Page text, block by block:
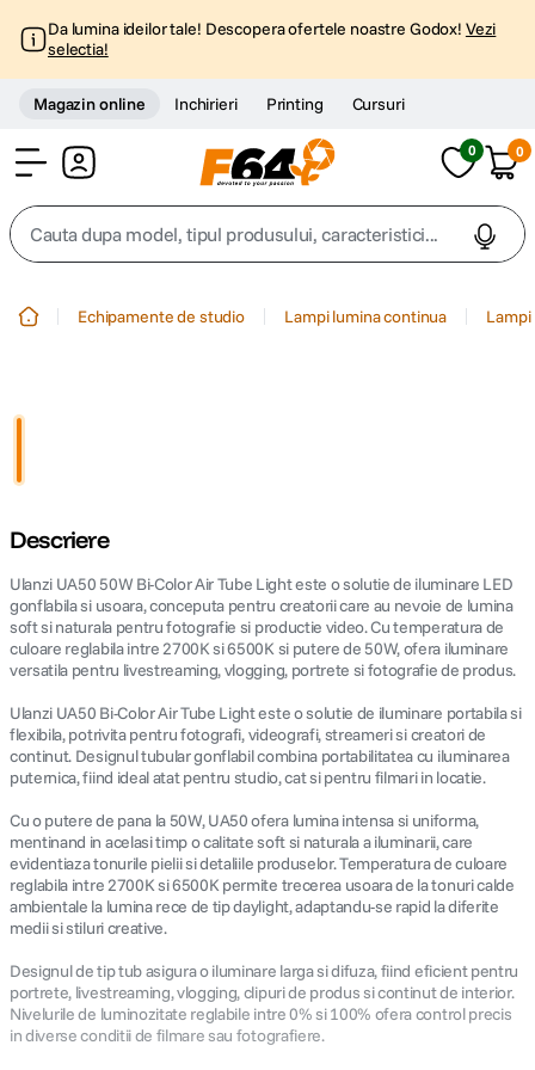
Da lumina ideilor tale! Descopera ofertele noastre Godox! Vezi
selectia!
Magazin online Inchirieri Printing Cursuri
0 0
Cauta dupa model, tipul produsului, caracteristici...
5. canon sx740 hs
6 . lavaliera
8. dji mic mini
9. dji osmo
10. insta 360
Echipamente de studio Lampi lumina continua
Descriere
Ulanzi UA50 50W Bi-Color Air Tube Light este o solutie de iluminare LED
gonflabila si usoara, conceputa pentru creatorii care au nevoie de lumina
soft si naturala pentru fotografie si productie video. Cu temperatura de
culoare reglabila intre 2700K si 6500K si putere de 50W, ofera iluminare
versatila pentru livestreaming, vlogging, portrete si fotografie de produs.
Ulanzi UA50 Bi-Color Air Tube Light este o solutie de iluminare portabila si
flexibila, potrivita pentru fotografi, videografi, streameri si creatori de
continut. Designul tubular gonflabil combina portabilitatea cu iluminarea
puternica, fiind ideal atat pentru studio, cat si pentru filmari in locatie.
Cu o putere de pana la 50W, UA50 ofera lumina intensa si uniforma,
mentinand in acelasi timp o calitate soft si naturala a iluminarii, care
evidentiaza tonurile pielii si detaliile produselor. Temperatura de culoare
reglabila intre 2700K si 6500K permite trecerea usoara de la tonuri calde
ambientale la lumina rece de tip daylight, adaptandu-se rapid la diferite
medii si stiluri creative.
Designul de tip tub asigura o iluminare larga si difuza, fiind eficient pentru
portrete, livestreaming, vlogging, clipuri de produs si continut de interior.
Nivelurile de luminozitate reglabile intre 0% si 100% ofera control precis
in diverse conditii de filmare sau fotografiere.